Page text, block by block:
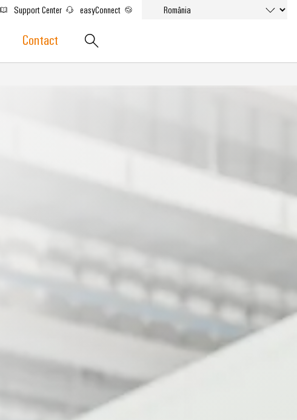
Support Center easyConnect
Contact